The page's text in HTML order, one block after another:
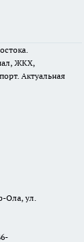
ЖКХ,
Актуальная
Ола, ул.